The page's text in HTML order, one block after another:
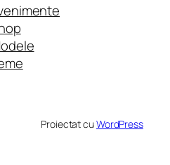
Proiectat cuWordPress